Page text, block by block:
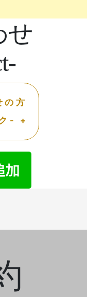
せ
の方
- +